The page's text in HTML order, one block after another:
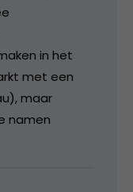
in het
met een
maar
namen